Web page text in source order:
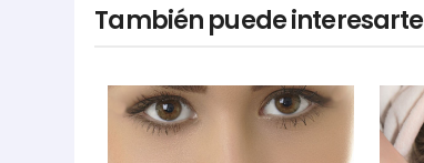
También puede interesarte